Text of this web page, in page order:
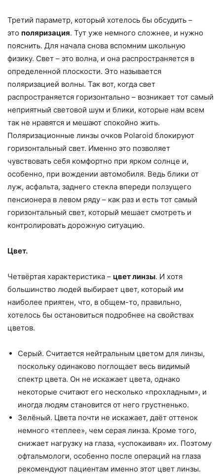
Третий параметр, который хотелось бы обсудить –
это поляризация. Тут уже немного сложнее, и нужно
пояснить. Для начала снова вспомним школьную
физику. Свет – это волна, и она распространяется в
определенной плоскости. Это называется
поляризацией волны. Так вот, когда свет
распространяется горизонтально – возникает тот самый
неприятный световой шум и блики, которые нам всем
так не нравятся и мешают спокойно жить.
Поляризационные линзы очков Polaroid блокируют
горизонтальный свет. Именно это позволяет
чувствовать себя комфортно при ярком солнце и,
особенно, при вождении автомобиля. Ведь блики от
луж, асфальта, заднего стекла впереди ползущего
пенсионера в левом ряду – как раз и есть тот самый
горизонтальный свет, который мешает смотреть и
контролировать дорожную ситуацию.
Цвет.
Четвёртая характеристика – цвет линзы. И хотя
большинство людей выбирает цвет, который им
наиболее приятен, что, в общем-то, правильно,
хотелось бы остановиться подробнее на свойствах
цветов.
Серый. Считается нейтральным цветом для линзы,
поскольку одинаково поглощает весь видимый
спектр цвета. Он не искажает цвета, однако
некоторые считают его несколько «прохладным», и
иногда людям становится от него грустненько.
Зелёный. Цвета почти не искажает, даёт оттенок
немного «теплее», чем серая линза. Кроме того,
снижает нагрузку на глаза, «успокаивая» их. Поэтому
офтальмологи, особенно после операций на глаза
рекомендуют пациентам именно этот цвет линзы.